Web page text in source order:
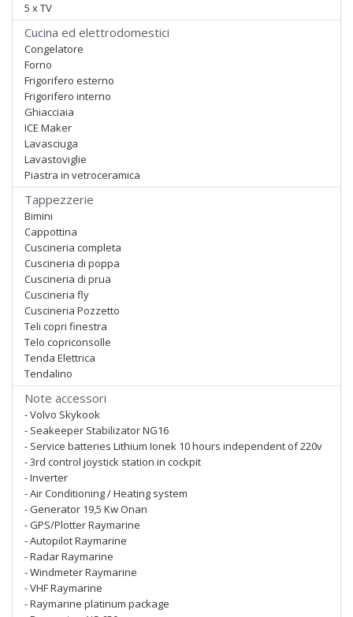
5 x TV
Cucina ed elettrodomestici
Congelatore
Forno
Frigorifero esterno
Frigorifero interno
Ghiacciaia
ICE Maker
Lavasciuga
Lavastoviglie
Piastra in vetroceramica
Tappezzerie
Bimini
Cappottina
Cuscineria completa
Cuscineria di poppa
Cuscineria di prua
Cuscineria fly
Cuscineria Pozzetto
Teli copri finestra
Telo copriconsolle
Tenda Elettrica
Tendalino
Note accessori
- Volvo Skykook
- Seakeeper Stabilizator NG16
- Service batteries Lithium Ionek 10 hours independent of 220v
- 3rd control joystick station in cockpit
- Inverter
- Air Conditioning / Heating system
- Generator 19,5 Kw Onan
- GPS/Plotter Raymarine
- Autopilot Raymarine
- Radar Raymarine
- Windmeter Raymarine
- VHF Raymarine
- Raymarine platinum package